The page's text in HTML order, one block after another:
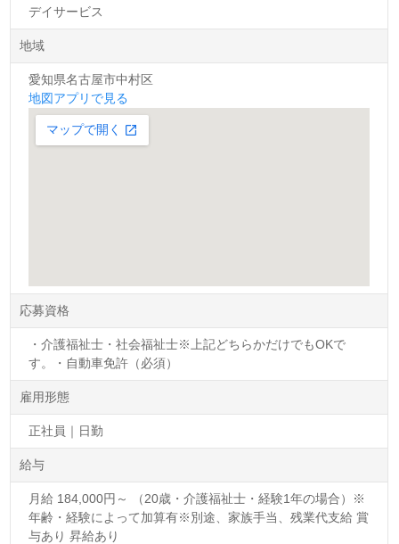
デイサービス
地域
愛知県名古屋市中村区
地図アプリで見る
応募資格
・介護福祉士・社会福祉士※上記どちらかだけでもOKで
す。・自動車免許（必須）
雇用形態
正社員｜日勤
給与
月給 184,000円～ （20歳・介護福祉士・経験1年の場合）※
年齢・経験によって加算有※別途、家族手当、残業代支給 賞
与あり 昇給あり